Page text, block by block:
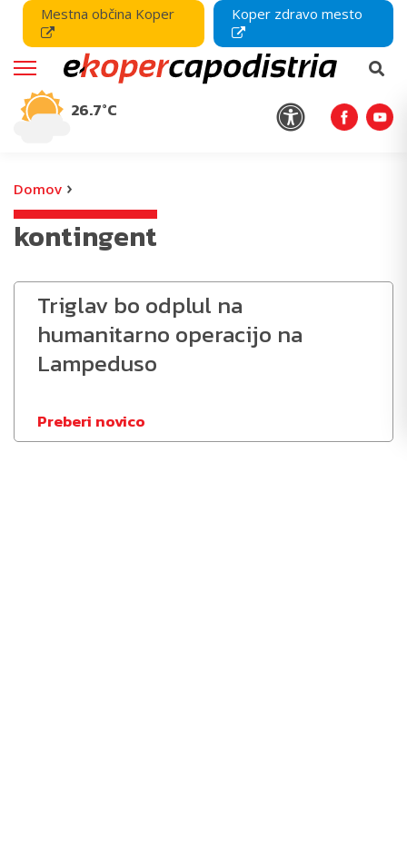
Mestna občina Koper Koper zdravo mesto
26.7°C
Domov ›
kontingent
Triglav bo odplul na
humanitarno operacijo na
Lampeduso
Preberi novico